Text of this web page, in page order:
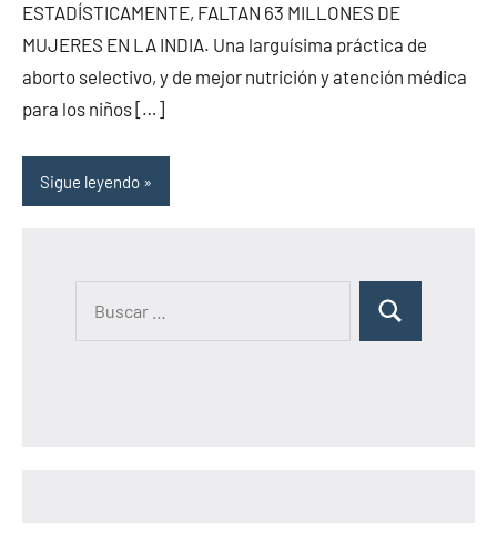
comentarios
ESTADÍSTICAMENTE, FALTAN 63 MILLONES DE
MUJERES EN LA INDIA. Una larguísima práctica de
aborto selectivo, y de mejor nutrición y atención médica
para los niños […]
Sigue leyendo
B